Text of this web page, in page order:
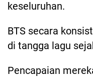
keseluruhan.
BTS secara
di tangga lagu
Pencapaian